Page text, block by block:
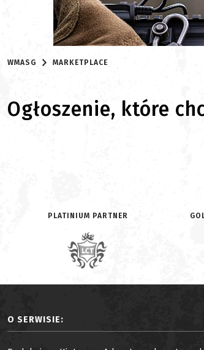
WMASG MARKETPLACE
Ogłoszenie, które
PLATINIUM PARTNER
O SERWISIE: